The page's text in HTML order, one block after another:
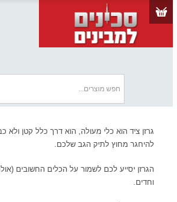
גרזן ציד הוא כלי מעולה, הוא דרך כלל קטן ולא
להיחגר מחוץ לתיק הגב שלכם.
הגרזן יסייע לכם לשמור על הכלים החשובים
וחדים.